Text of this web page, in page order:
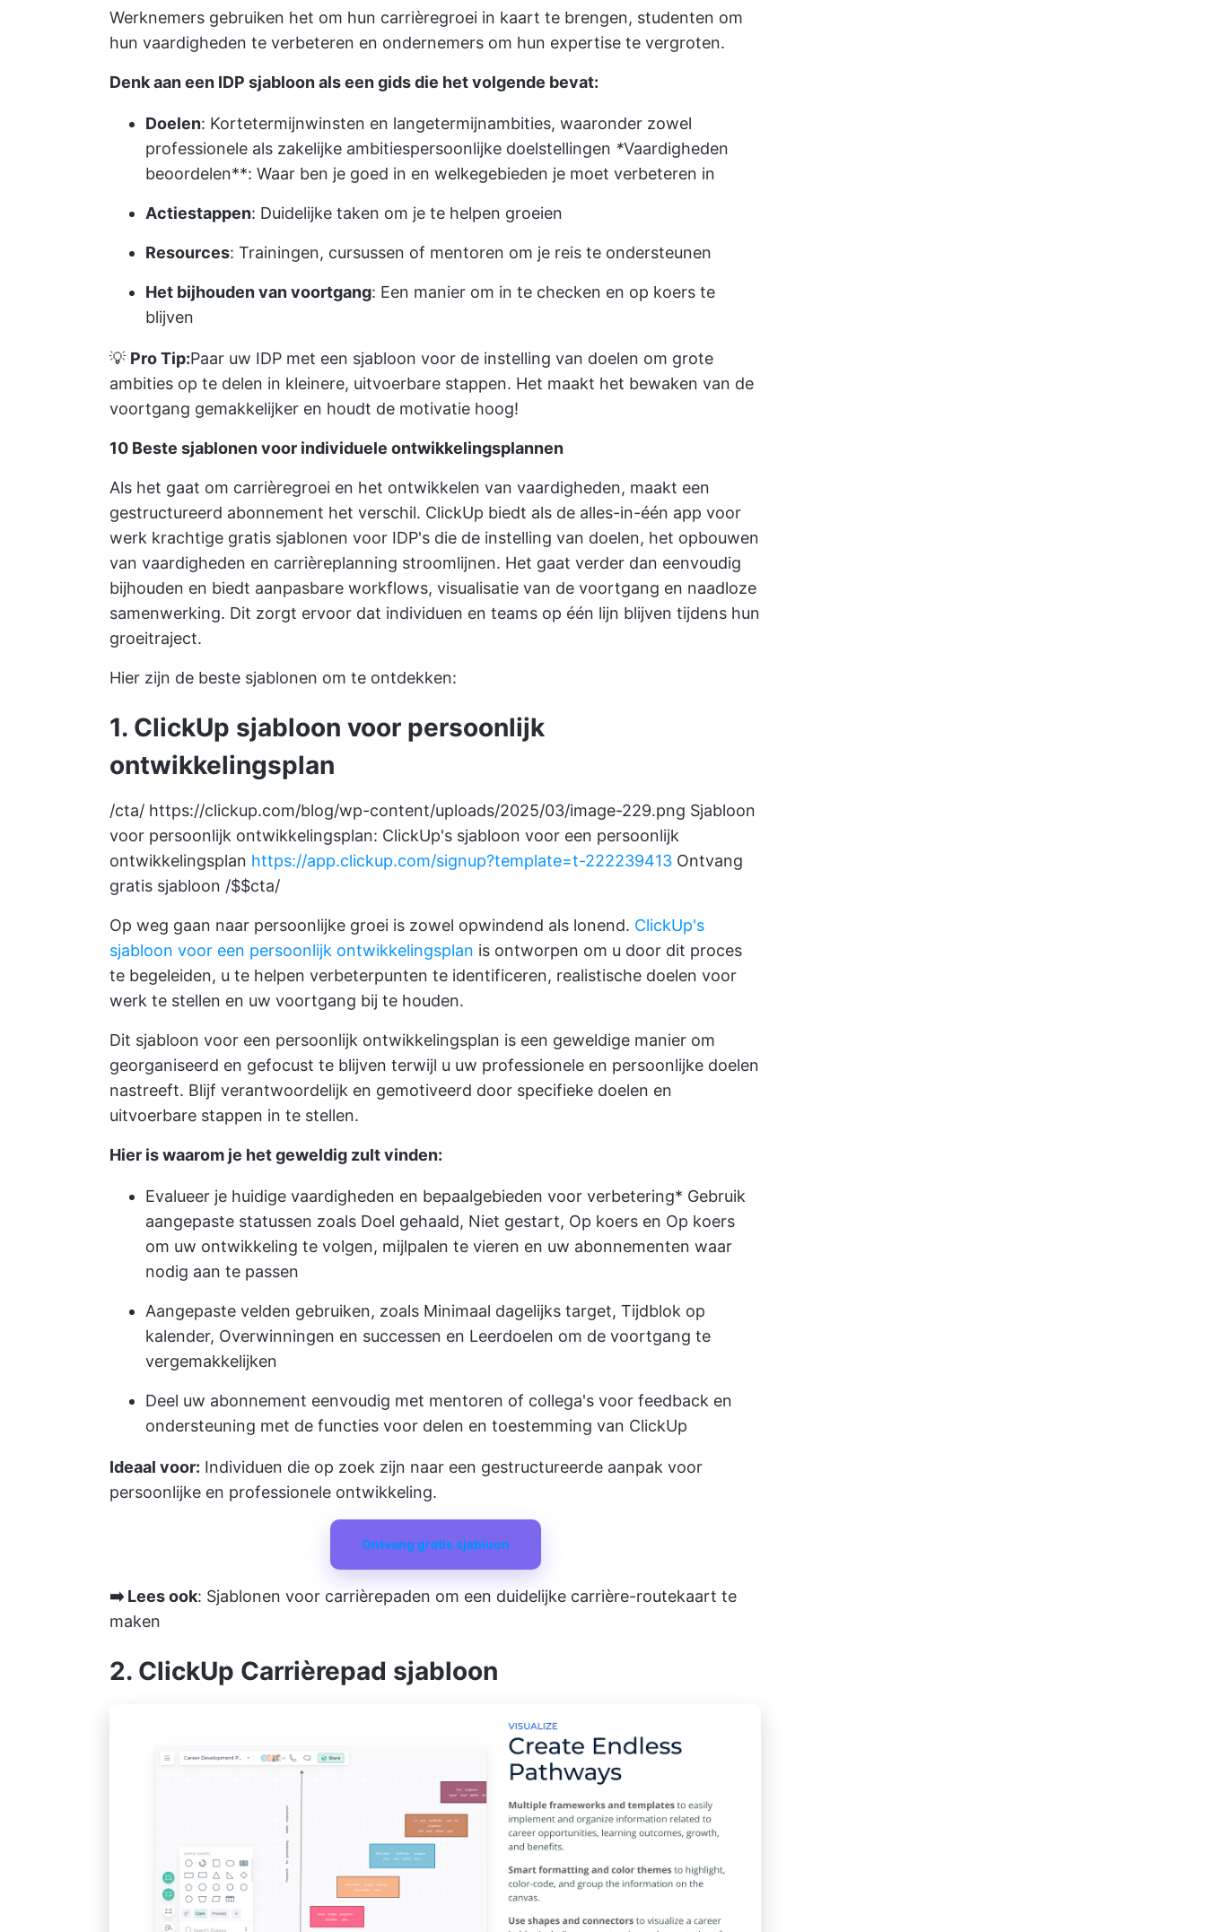
Werknemers gebruiken het om hun carrièregroei in kaart te brengen, studenten om
hun vaardigheden te verbeteren en ondernemers om hun expertise te vergroten.
Denk aan een IDP sjabloon als een gids die het volgende bevat:
Doelen: Kortetermijnwinsten en langetermijnambities, waaronder zowel
professionele als zakelijke ambitiespersoonlijke doelstellingen *Vaardigheden
beoordelen**: Waar ben je goed in en welkegebieden je moet verbeteren in
Actiestappen: Duidelijke taken om je te helpen groeien
Resources: Trainingen, cursussen of mentoren om je reis te ondersteunen
Het bijhouden van voortgang: Een manier om in te checken en op koers te
blijven
💡 Pro Tip:Paar uw IDP met een sjabloon voor de instelling van doelen om grote
ambities op te delen in kleinere, uitvoerbare stappen. Het maakt het bewaken van de
voortgang gemakkelijker en houdt de motivatie hoog!
10 Beste sjablonen voor individuele ontwikkelingsplannen
Als het gaat om carrièregroei en het ontwikkelen van vaardigheden, maakt een
gestructureerd abonnement het verschil. ClickUp biedt als de alles-in-één app voor
werk krachtige gratis sjablonen voor IDP's die de instelling van doelen, het opbouwen
van vaardigheden en carrièreplanning stroomlijnen. Het gaat verder dan eenvoudig
bijhouden en biedt aanpasbare workflows, visualisatie van de voortgang en naadloze
samenwerking. Dit zorgt ervoor dat individuen en teams op één lijn blijven tijdens hun
groeitraject.
Hier zijn de beste sjablonen om te ontdekken:
1. ClickUp sjabloon voor persoonlijk
ontwikkelingsplan
/cta/ https://clickup.com/blog/wp-content/uploads/2025/03/image-229.png Sjabloon
voor persoonlijk ontwikkelingsplan: ClickUp's sjabloon voor een persoonlijk
ontwikkelingsplan https://app.clickup.com/signup?template=t-222239413 Ontvang
gratis sjabloon /$$cta/
Op weg gaan naar persoonlijke groei is zowel opwindend als lonend. ClickUp's
sjabloon voor een persoonlijk ontwikkelingsplan is ontworpen om u door dit proces
te begeleiden, u te helpen verbeterpunten te identificeren, realistische doelen voor
werk te stellen en uw voortgang bij te houden.
Dit sjabloon voor een persoonlijk ontwikkelingsplan is een geweldige manier om
georganiseerd en gefocust te blijven terwijl u uw professionele en persoonlijke doelen
nastreeft. Blijf verantwoordelijk en gemotiveerd door specifieke doelen en
uitvoerbare stappen in te stellen.
Hier is waarom je het geweldig zult vinden:
Evalueer je huidige vaardigheden en bepaalgebieden voor verbetering* Gebruik
aangepaste statussen zoals Doel gehaald, Niet gestart, Op koers en Op koers
om uw ontwikkeling te volgen, mijlpalen te vieren en uw abonnementen waar
nodig aan te passen
Aangepaste velden gebruiken, zoals Minimaal dagelijks target, Tijdblok op
kalender, Overwinningen en successen en Leerdoelen om de voortgang te
vergemakkelijken
Deel uw abonnement eenvoudig met mentoren of collega's voor feedback en
ondersteuning met de functies voor delen en toestemming van ClickUp
Ideaal voor: Individuen die op zoek zijn naar een gestructureerde aanpak voor
persoonlijke en professionele ontwikkeling.
Ontvang gratis sjabloon
➡️ Lees ook: Sjablonen voor carrièrepaden om een duidelijke carrière-routekaart te
maken
2. ClickUp Carrièrepad sjabloon